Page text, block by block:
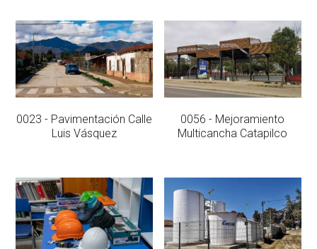
Secretaría municipal
Buscar
Contacto
0023 - Pavimentación Calle
Luis Vásquez
0056 - Mejoramiento
Multicancha Catapilco